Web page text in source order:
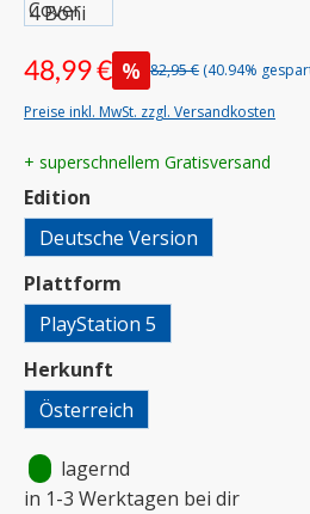
48,99 € % 82,95 € (40.94%
Preise inkl. MwSt. zzgl. Versandkosten
+ superschnellem Gratisversand
Edition
Deutsche Version
Plattform
PlayStation 5
Herkunft
Österreich
lagernd
in 1-3 Werktagen bei dir